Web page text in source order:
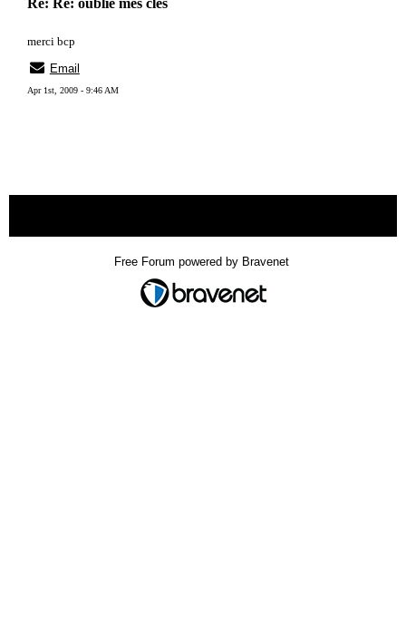
Re: Re: oublié mes clés
merci bcp
Email
Apr 1st, 2009 - 9:46 AM
Free Forum powered by Bravenet